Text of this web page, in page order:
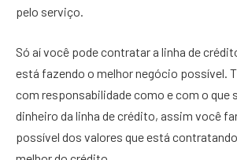
pelo serviço.
Só aí você pode contratar a linha de
está fazendo o melhor negócio possível.
com responsabilidade como e com o que
dinheiro da linha de crédito, assim você
possível dos valores que está